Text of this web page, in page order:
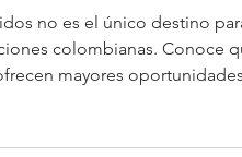
son los mejores
exportar desde
Guía por sectores